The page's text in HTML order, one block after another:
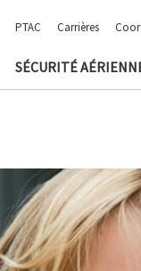
PTAC Carrières
SÉCURITÉ